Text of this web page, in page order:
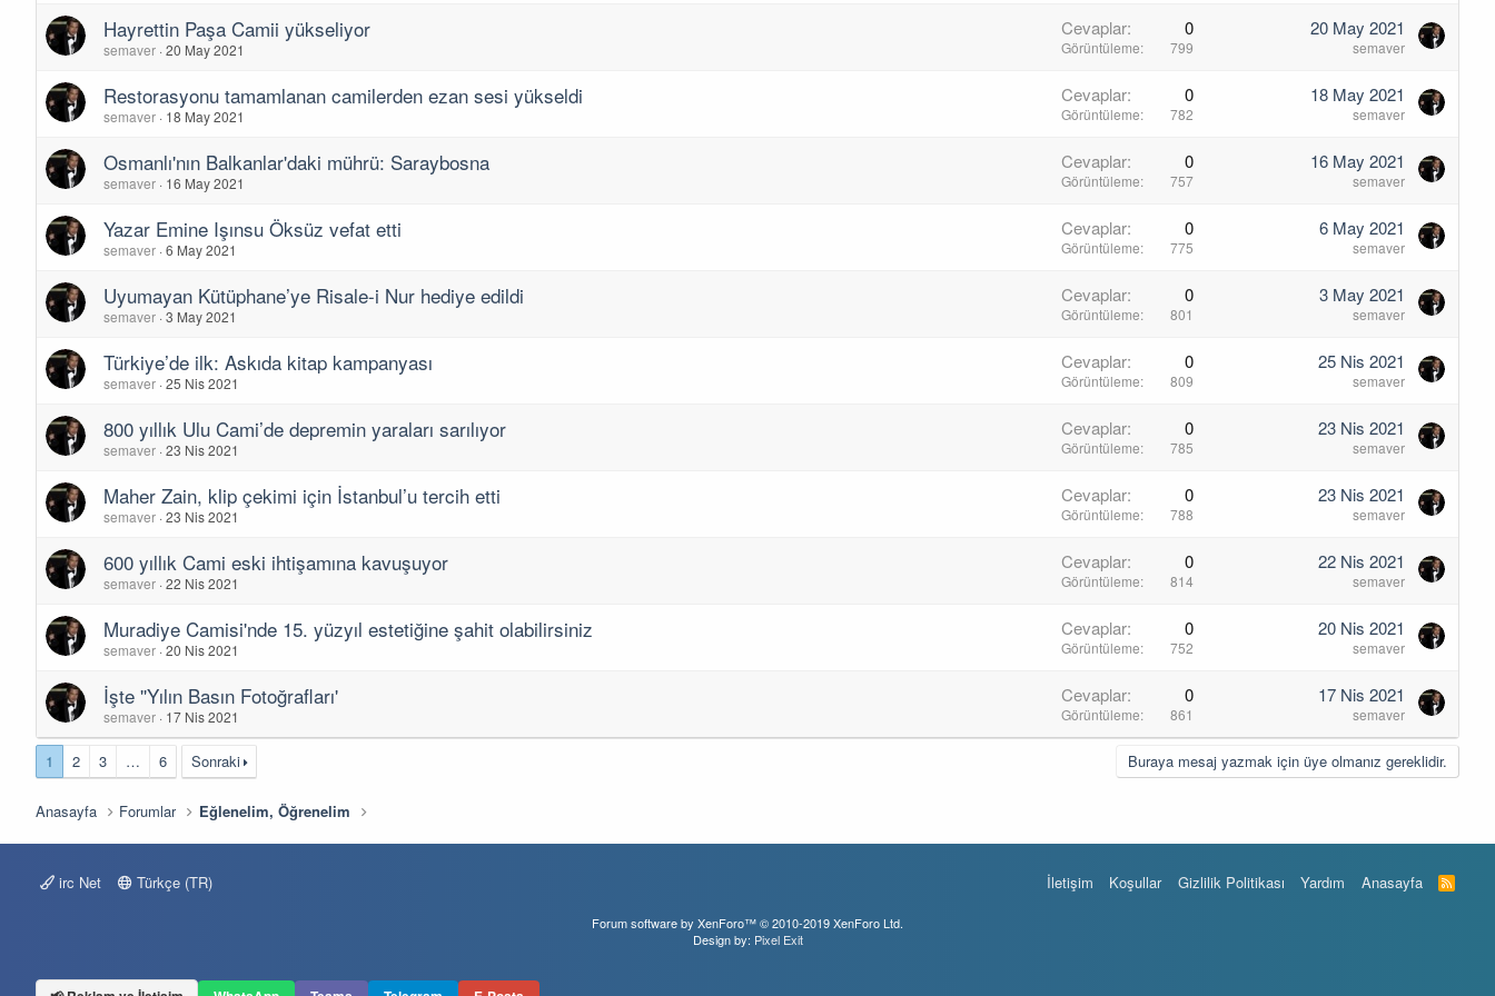
Hayrettin Paşa Camii yükseliyor
semaver 20 May 2021
Cevaplar 0
Görüntüleme 799
20 May 2021
semaver
Restorasyonu tamamlanan camilerden ezan sesi yükseldi
semaver 18 May 2021
Cevaplar 0
Görüntüleme 782
18 May 2021
semaver
Osmanlı'nın Balkanlar'daki mührü: Saraybosna
semaver 16 May 2021
Cevaplar 0
Görüntüleme 757
16 May 2021
semaver
Yazar Emine Işınsu Öksüz vefat etti
semaver 6 May 2021
Cevaplar 0
Görüntüleme 775
6 May 2021
semaver
Uyumayan Kütüphane’ye Risale-i Nur hediye edildi
semaver 3 May 2021
Cevaplar 0
Görüntüleme 801
3 May 2021
semaver
Türkiye’de ilk: Askıda kitap kampanyası
semaver 25 Nis 2021
Cevaplar 0
Görüntüleme 809
25 Nis 2021
semaver
800 yıllık Ulu Cami’de depremin yaraları sarılıyor
semaver 23 Nis 2021
Cevaplar 0
Görüntüleme 785
23 Nis 2021
semaver
Maher Zain, klip çekimi için İstanbul’u tercih etti
semaver 23 Nis 2021
Cevaplar 0
Görüntüleme 788
23 Nis 2021
semaver
600 yıllık Cami eski ihtişamına kavuşuyor
semaver 22 Nis 2021
Cevaplar 0
Görüntüleme 814
22 Nis 2021
semaver
Muradiye Camisi'nde 15. yüzyıl estetiğine şahit olabilirsiniz
semaver 20 Nis 2021
Cevaplar 0
Görüntüleme 752
20 Nis 2021
semaver
İşte ''Yılın Basın Fotoğrafları'
semaver 17 Nis 2021
Cevaplar 0
Görüntüleme 861
17 Nis 2021
semaver
1 2 3 … 6 Sonraki Buraya mesaj yazmak için üye olmanız gereklidir.
Anasayfa Forumlar Eğlenelim, Öğrenelim
irc Net Türkçe (TR) İletişim Koşullar Gizlilik Politikası Yardım Anasayfa
R
S
Forum software by XenForo™© 2010-2019 XenForo Ltd.
Design by: Pixel Exit